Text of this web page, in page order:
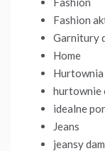
Fashion
Garnitury
Home
Hurtownia
hurtownie
idealne
Jeans
jeansy